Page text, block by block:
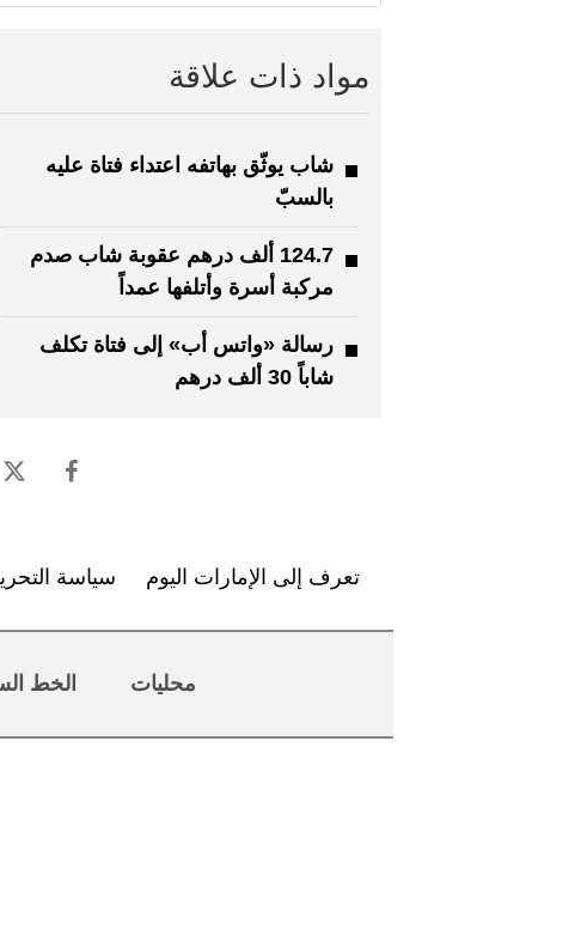
مواد ذات علاقة
شاب يوثّق بهاتفه اعتداء فتاة عليه
بالسبّ
124.7 ألف درهم عقوبة شاب صدم
مركبة أسرة وأتلفها عمداً
رسالة «واتس أب» إلى فتاة تكلف
شاباً 30 ألف درهم
تعرف إلى الإمارات اليوم سياسة
محليات الخط